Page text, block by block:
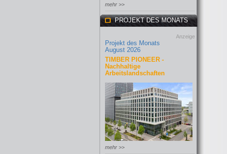
mehr >>
PROJEKT DES MONATS
Anzeige
Projekt des Monats
August 2026
TIMBER PIONEER -
Nachhaltige
Arbeitslandschaften
mehr >>